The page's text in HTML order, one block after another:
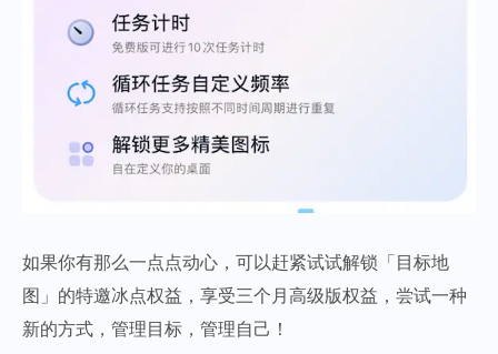
如果你有那么一点点动心，可以赶紧试试解锁「目标地
图」的特邀冰点权益，享受三个月高级版权益，尝试一种
新的方式，管理目标，管理自己！